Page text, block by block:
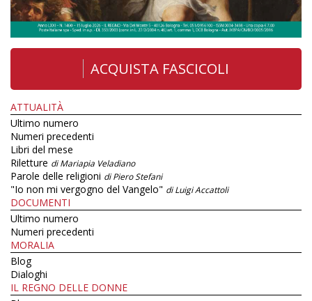
ACQUISTA FASCICOLI
ATTUALITÀ
Ultimo numero
Numeri precedenti
Libri del mese
Riletture di Mariapia Veladiano
Parole delle religioni di Piero Stefani
"Io non mi vergogno del Vangelo" di Luigi Accattoli
DOCUMENTI
Ultimo numero
Numeri precedenti
MORALIA
Blog
Dialoghi
IL REGNO DELLE DONNE